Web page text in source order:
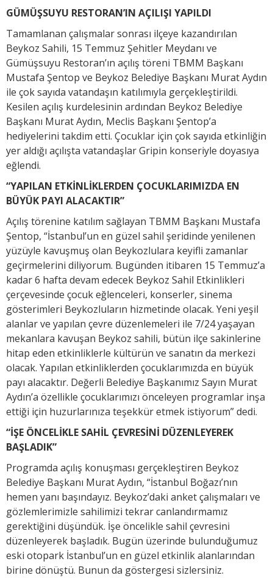
GÜMÜŞSUYU RESTORAN’IN AÇILIŞI YAPILDI
Tamamlanan çalışmalar sonrası ilçeye kazandırılan
Beykoz Sahili, 15 Temmuz Şehitler Meydanı ve
Gümüşsuyu Restoran’ın açılış töreni TBMM Başkanı
Mustafa Şentop ve Beykoz Belediye Başkanı Murat Aydın
ile çok sayıda vatandaşın katılımıyla gerçekleştirildi.
Kesilen açılış kurdelesinin ardından Beykoz Belediye
Başkanı Murat Aydın, Meclis Başkanı Şentop’a
hediyelerini takdim etti. Çocuklar için çok sayıda etkinliğin
yer aldığı açılışta vatandaşlar Gripin konseriyle doyasıya
eğlendi.
“YAPILAN ETKİNLİKLERDEN ÇOCUKLARIMIZDA EN
BÜYÜK PAYI ALACAKTIR”
Açılış törenine katılım sağlayan TBMM Başkanı Mustafa
Şentop, “İstanbul’un en güzel sahil şeridinde yenilenen
yüzüyle kavuşmuş olan Beykozlulara keyifli zamanlar
geçirmelerini diliyorum. Bugünden itibaren 15 Temmuz’a
kadar 6 hafta devam edecek Beykoz Sahil Etkinlikleri
çerçevesinde çocuk eğlenceleri, konserler, sinema
gösterimleri Beykozluların hizmetinde olacak. Yeni yeşil
alanlar ve yapılan çevre düzenlemeleri ile 7/24 yaşayan
mekanlara kavuşan Beykoz sahili, bütün ilçe sakinlerine
hitap eden etkinliklerle kültürün ve sanatın da merkezi
olacak. Yapılan etkinliklerden çocuklarımızda en büyük
payı alacaktır. Değerli Belediye Başkanımız Sayın Murat
Aydın’a özellikle çocuklarımızı önceleyen programlar inşa
ettiği için huzurlarınıza teşekkür etmek istiyorum” dedi.
“İŞE ÖNCELİKLE SAHİL ÇEVRESİNİ DÜZENLEYEREK
BAŞLADIK”
Programda açılış konuşması gerçekleştiren Beykoz
Belediye Başkanı Murat Aydın, “İstanbul Boğazı’nın
hemen yanı başındayız. Beykoz’daki anket çalışmaları ve
gözlemlerimizle sahilimizi tekrar canlandırmamız
gerektiğini düşündük. İşe öncelikle sahil çevresini
düzenleyerek başladık. Bugün üzerinde bulunduğumuz
eski otopark İstanbul’un en güzel etkinlik alanlarından
birine dönüştü. Bunun da göstergesi sizlersiniz.